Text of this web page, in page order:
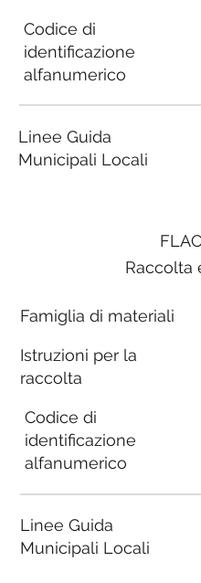
Raccolta
Famiglia di materiali
Istruzioni per la
raccolta
Codice di
identificazione
alfanumerico
Linee Guida
Municipali Locali
Codice di
identificazione
alfanumerico
Linee Guida
Municipali Locali